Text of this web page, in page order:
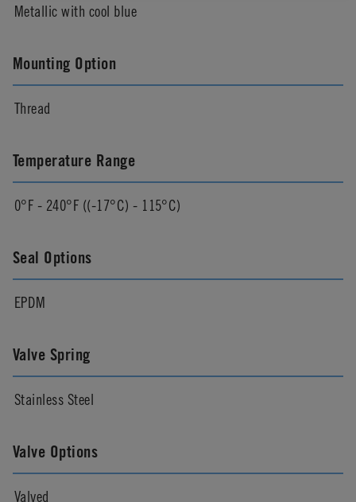
Metallic with cool blue
Mounting Option
Thread
Temperature Range
0°F - 240°F ((-17°C) - 115°C)
Seal Options
EPDM
Valve Spring
Stainless Steel
Valve Options
Valved